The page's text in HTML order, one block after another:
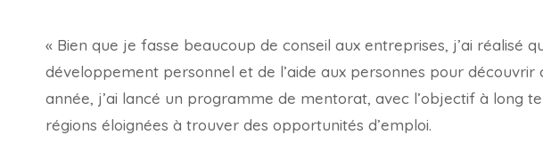
« Bien que je fasse beaucoup de conseil aux entreprises, j’ai réalisé
développement personnel et de l’aide aux personnes pour découvrir
année, j’ai lancé un programme de mentorat, avec l’objectif à long
régions éloignées à trouver des opportunités d’emploi.